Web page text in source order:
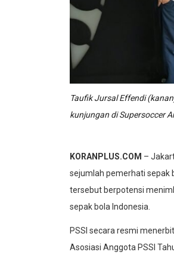
Taufik Jursal Effendi
kunjungan di Supersoccer
KORANPLUS.COM –
sejumlah pemerhati sepak
tersebut berpotensi
sepak bola Indonesia.
PSSI secara resmi
Asosiasi Anggota PSSI